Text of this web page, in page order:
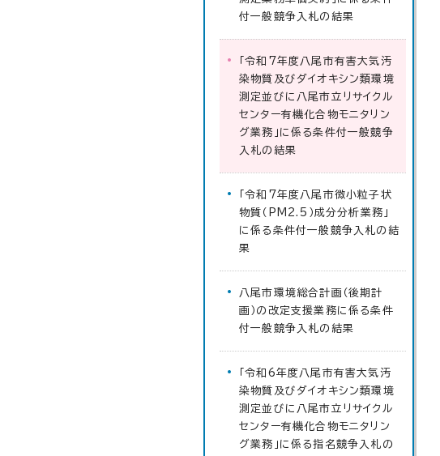
付一般競争入札の結果
「令和7年度八尾市有害大気汚
染物質及びダイオキシン類環境
測定並びに八尾市立リサイクル
センター有機化合物モニタリン
グ業務」に係る条件付一般競争
入札の結果
「令和7年度八尾市微小粒子状
物質（PM2.5）成分分析業務」
に係る条件付一般競争入札の結
果
八尾市環境総合計画（後期計
画）の改定支援業務に係る条件
付一般競争入札の結果
「令和6年度八尾市有害大気汚
染物質及びダイオキシン類環境
測定並びに八尾市立リサイクル
センター有機化合物モニタリン
グ業務」に係る指名競争入札の